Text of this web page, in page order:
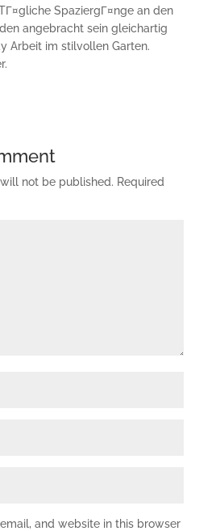
SpaziergГ¤nge an den
angebracht sein gleichartig
Arbeit im stilvollen Garten.
not be published. Required
and website in this browser